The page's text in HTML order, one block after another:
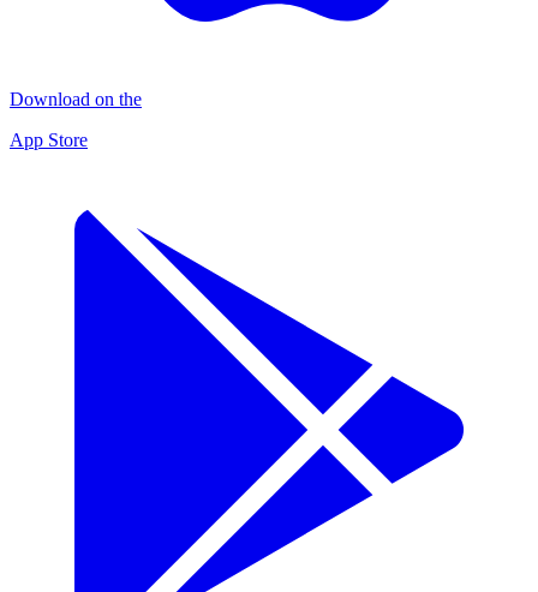
Download on the
App Store